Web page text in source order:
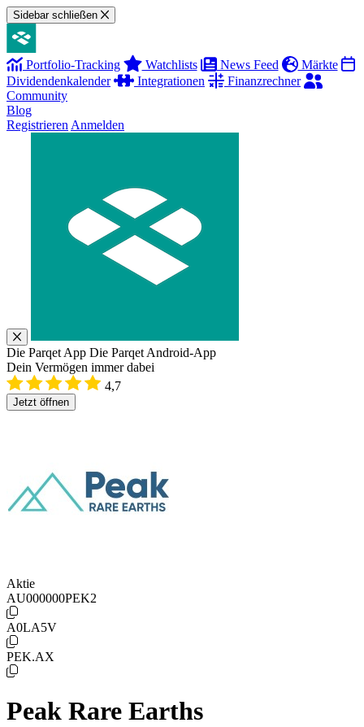
Sidebar schließen
Portfolio-Tracking Watchlists News Feed
Märkte
Dividendenkalender
Integrationen
Finanzrechner
Community
Blog
Registrieren Anmelden
Die Parqet App Die Parqet Android-App
Dein Vermögen immer dabei
4,7
Jetzt öffnen
Aktie
AU000000PEK2
A0LA5V
PEK.AX
Peak Rare Earths